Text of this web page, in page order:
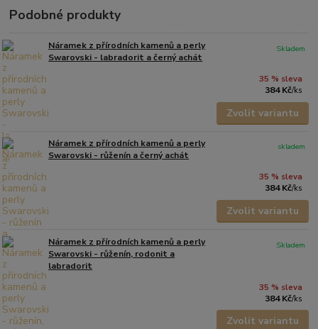
Podobné produkty
Náramek z přírodních kamenů a perly
Swarovski - labradorit a černý achát
35 % sleva
384 Kč/ks
Skladem
Zvolit variantu
Náramek z přírodních kamenů a perly
Swarovski - růženín a černý achát
35 % sleva
384 Kč/ks
skladem
Zvolit variantu
Náramek z přírodních kamenů a perly
Swarovski - růženín, rodonit a
labradorit
35 % sleva
384 Kč/ks
Skladem
Zvolit variantu